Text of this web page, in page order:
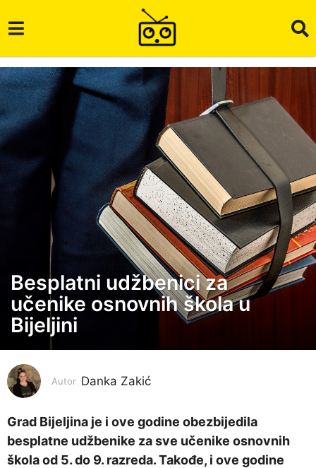
2
g
o
n
e
p
i
Besplatni udžbenici za
učenike osnovnih škola u
Bijeljini
Autor Danka Zakić
Grad Bijeljina je i ove godine obezbijedila
besplatne udžbenike za sve učenike osnovnih
škola od 5. do 9. razreda. Takođe, i ove godine